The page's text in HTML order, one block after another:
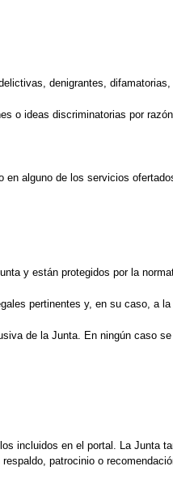
denigrantes,
o ideas discriminatorias por
alguno de los servicios
y están protegidos por la
pertinentes y, en su caso, a la
de la Junta. En ningún caso
incluidos en el portal. La Junta
patrocinio o